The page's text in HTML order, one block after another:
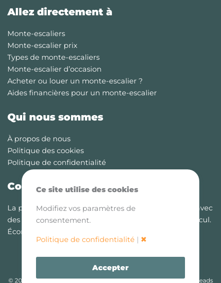
Allez directement à
Monte-escaliers
Monte-escalier prix
Types de monte-escaliers
Monte-escalier d’occasion
Acheter ou louer un monte-escalier ?
Aides financières pour un monte-escalier
Qui nous sommes
À propos de nous
Politique des cookies
Politique de confidentialité
Comparez-monte-escaliers.fr
La plateforme de comparaison des monte-escaliers avec
des informations à jour, des coûts et des outils de calcul.
Économisez jusqu’à 30% sur votre monte-escalier
© 2026 Comparez-monte-escaliers.fr est une entité de Bamboo Leads
Ce site utilise des cookies
Modifiez vos paramètres de
consentement.
Politique de confidentialité | ✖
Accepter